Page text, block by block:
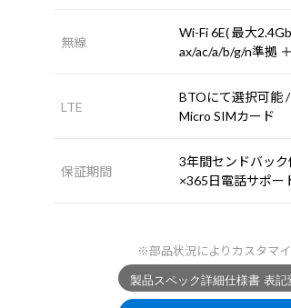
無線
Wi-Fi 6E( 最大
ax/ac/a/b/g/n準拠
LTE
BTOにて選択可能
Micro SIMカード
保証期間
3年間センドバッ
×365日電話サポー
※部品状況によりカスタマ